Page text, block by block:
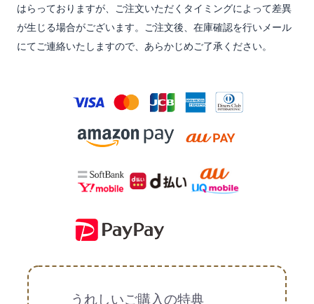
はらっておりますが、ご注文いただくタイミングによって差異
が生じる場合がございます。ご注文後、在庫確認を行いメール
にてご連絡いたしますので、あらかじめご了承ください。
うれしいご購入の特典